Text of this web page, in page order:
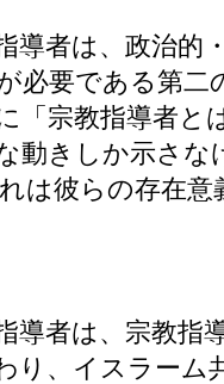
者は、政治的
必要である第
「宗教指導者と
動きしか示さ
は彼らの存在
者は、宗教指
り、イスラーム